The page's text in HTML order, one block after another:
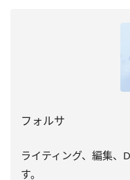
フォルサ
ライティング、編集、
す。